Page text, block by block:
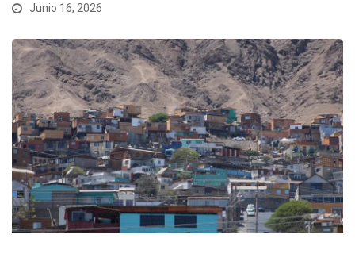
Junio 16, 2026